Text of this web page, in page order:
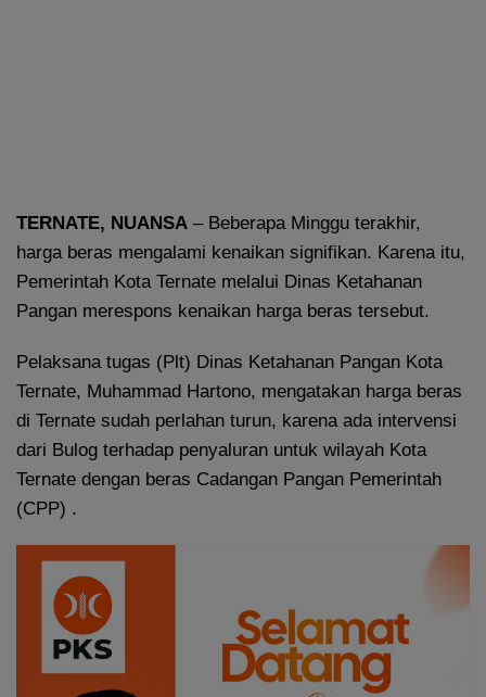
TERNATE, NUANSA – Beberapa Minggu terakhir,
harga beras mengalami kenaikan signifikan. Karena itu,
Pemerintah Kota Ternate melalui Dinas Ketahanan
Pangan merespons kenaikan harga beras tersebut.
Pelaksana tugas (Plt) Dinas Ketahanan Pangan Kota
Ternate, Muhammad Hartono, mengatakan harga beras
di Ternate sudah perlahan turun, karena ada intervensi
dari Bulog terhadap penyaluran untuk wilayah Kota
Ternate dengan beras Cadangan Pangan Pemerintah
(CPP) .